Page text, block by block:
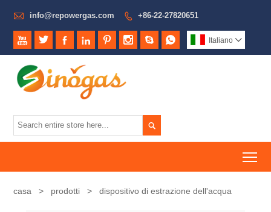
 info@repowergas.com  +86-22-27820651
        Italiano 

casa > prodotti > dispositivo di estrazione dell'acqua